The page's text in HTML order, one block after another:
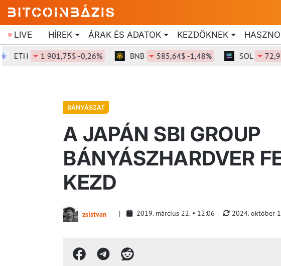
LIVE HÍREK ÁRAK ÉS ADATOK KEZDŐKNEK
1 901,75$ -0,26% BNB 585,64$ -1,48% SOL 72,91$ -
BÁNYÁSZAT
A JAPÁN SBI GROUP
BÁNYÁSZHARDVER
KEZD
zsistvan 2019. március 22. 12:06 2024. október